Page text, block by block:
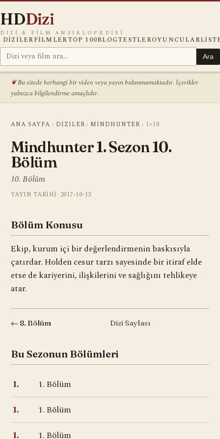
HDDizi
DIZI & FILM ANSIKLOPEDISI
DIZILERFILMLERTOP 100BLOGTESTLEROYUNCULAR
Ara
Bu sitede herhangi bir video veya yayın bulunmamaktadır. İçerikler
yalnızca bilgilendirme amaçlıdır.
ANA SAYFA › DIZILER › MINDHUNTER › 1×10
Mindhunter 1. Sezon 10.
Bölüm
10. Bölüm
YAYIN TARIHI: 2017-10-13
Bölüm Konusu
Ekip, kurum içi bir değerlendirmenin baskısıyla
çatırdar. Holden cesur tarzı sayesinde bir itiraf elde
etse de kariyerini, ilişkilerini ve sağlığını tehlikeye
atar.
← 8. Bölüm Dizi Sayfası
Bu Sezonun Bölümleri
1. 1. Bölüm
1. 1. Bölüm
1. 1. Bölüm